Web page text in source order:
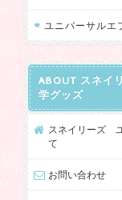
ユニバーサルエ
ABOUT スネイ
学グッズ
スネイリーズ
て
お問い合わせ